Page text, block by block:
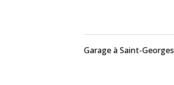
Garage à Saint-Georges